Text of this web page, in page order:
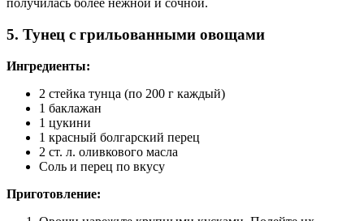
получилась более нежной и сочной.
5. Тунец с грильованными овощами
Ингредиенты:
2 стейка тунца (по 200 г каждый)
1 баклажан
1 цукини
1 красный болгарский перец
2 ст. л. оливкового масла
Соль и перец по вкусу
Приготовление: